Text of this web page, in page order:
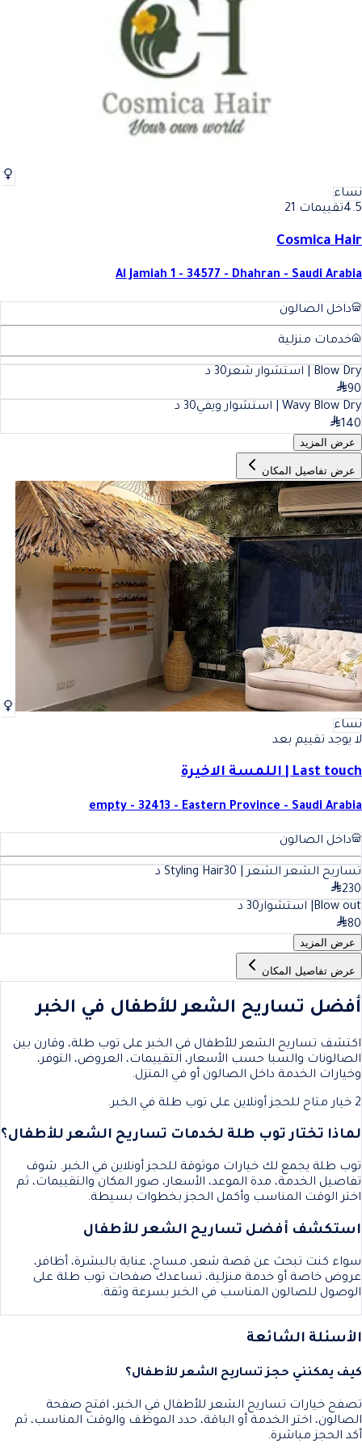
أفضل تساريح الشعر للأطفال في الخبر
أفضل تساريح الشعر للأطفال
نساء
4.5تقييمات 21
Cosmica Hair
Al Jamiah 1 - 34577 - Dhahran - Saudi Arabia
داخل الصالون
خدمات منزلية
Blow Dry | استشوار شعر 30 د
90
Wavy Blow Dry | استشوار ويفي
30 د
140
عرض المزيد
عرض تفاصيل المكان
نساء
لا يوجد تقييم بعد
Last touch | اللمسة الاخيرة
empty - 32413 - Eastern Province - Saudi Arabia
داخل الصالون
تساريح الشعر الشعر | Styling Hair 30
د
230
Blow out| استشوار
30 د
80
عرض المزيد
عرض تفاصيل المكان
أفضل تساريح الشعر للأطفال في الخبر
اكتشف تساريح الشعر للأطفال في الخبر على توب طلة، وقارن بين
الصالونات والسبا حسب الأسعار، التقييمات، العروض، التوفر،
وخيارات الخدمة داخل الصالون أو في المنزل.
2 خيار متاح للحجز أونلاين على توب طلة في الخبر.
لماذا تختار توب طلة لخدمات تساريح الشعر للأطفال؟
توب طلة يجمع لك خيارات موثوقة للحجز أونلاين في الخبر. شوف
تفاصيل الخدمة، مدة الموعد، الأسعار، صور المكان والتقييمات، ثم
اختر الوقت المناسب وأكمل الحجز بخطوات بسيطة.
استكشف أفضل تساريح الشعر للأطفال
سواء كنت تبحث عن قصة شعر، مساج، عناية بالبشرة، أظافر،
عروض خاصة أو خدمة منزلية، تساعدك صفحات توب طلة على
الوصول للصالون المناسب في الخبر بسرعة وثقة.
الأسئلة الشائعة
كيف يمكنني حجز تساريح الشعر للأطفال؟
تصفح خيارات تساريح الشعر للأطفال في الخبر، افتح صفحة
الصالون، اختر الخدمة أو الباقة، حدد الموظف والوقت المناسب، ثم
أكد الحجز مباشرة.